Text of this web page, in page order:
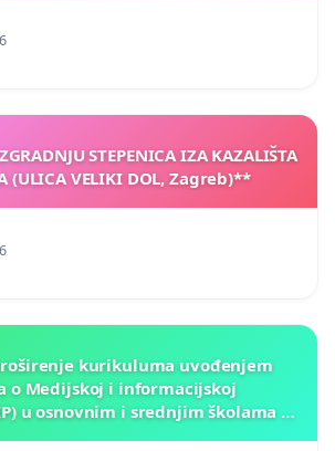
STEPENICA IZA KAZALIŠTA
(ULICA VELIKI DOL, Zagreb)**
kurikuluma uvođenjem
o Medijskoj i informacijskoj
u osnovnim i srednjim školama u